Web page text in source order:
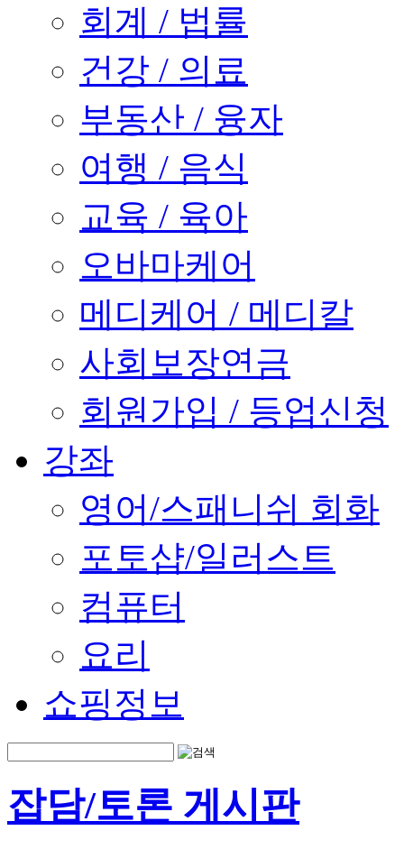
회계 / 법률
건강 / 의료
부동산 / 융자
여행 / 음식
교육 / 육아
오바마케어
메디케어 / 메디칼
사회보장연금
회원가입 / 등업신청
강좌
영어/스패니쉬 회화
포토샵/일러스트
컴퓨터
요리
쇼핑정보
잡담/토론 게시판